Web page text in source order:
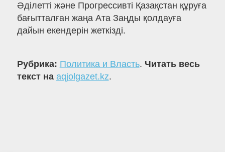
Әділетті және Прогрессивті Қазақстан құруға
бағытталған жаңа Ата Заңды қолдауға
дайын екендерін жеткізді.
Рубрика: Политика и Власть. Читать весь
текст на aqjolgazet.kz.